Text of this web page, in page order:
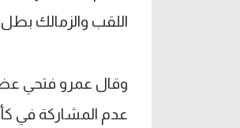
اللقب والزمالك
وقال عمرو فتحي
عدم المشاركة في